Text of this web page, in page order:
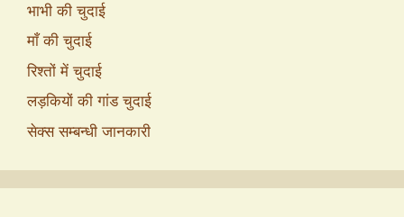
भाभी की चुदाई
माँ की चुदाई
रिश्तों में चुदाई
लड़कियों की गांड चुदाई
सेक्स सम्बन्धी जानकारी